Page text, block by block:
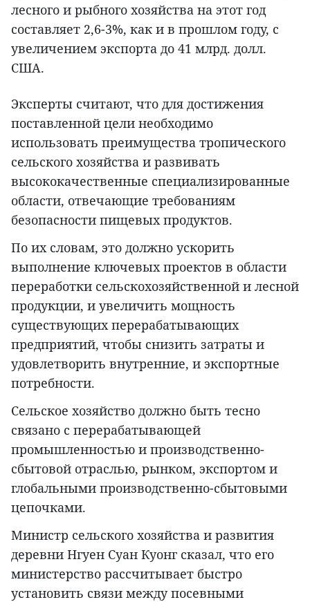
лесного и рыбного хозяйства на этот год
составляет 2,6-3%, как и в прошлом году, с
увеличением экспорта до 41 млрд. долл.
США.
Эксперты считают, что для достижения
поставленной цели необходимо
использовать преимущества тропического
сельского хозяйства и развивать
высококачественные специализированные
области, отвечающие требованиям
безопасности пищевых продуктов.
По их словам, это должно ускорить
выполнение ключевых проектов в области
переработки сельскохозяйственной и лесной
продукции, и увеличить мощность
существующих перерабатывающих
предприятий, чтобы снизить затраты и
удовлетворить внутренние, и экспортные
потребности.
Сельское хозяйство должно быть тесно
связано с перерабатывающей
промышленностью и производственно-
сбытовой отраслью, рынком, экспортом и
глобальными производственно-сбытовыми
цепочками.
Министр сельского хозяйства и развития
деревни Нгуен Суан Куонг сказал, что его
министерство рассчитывает быстро
установить связи между посевными